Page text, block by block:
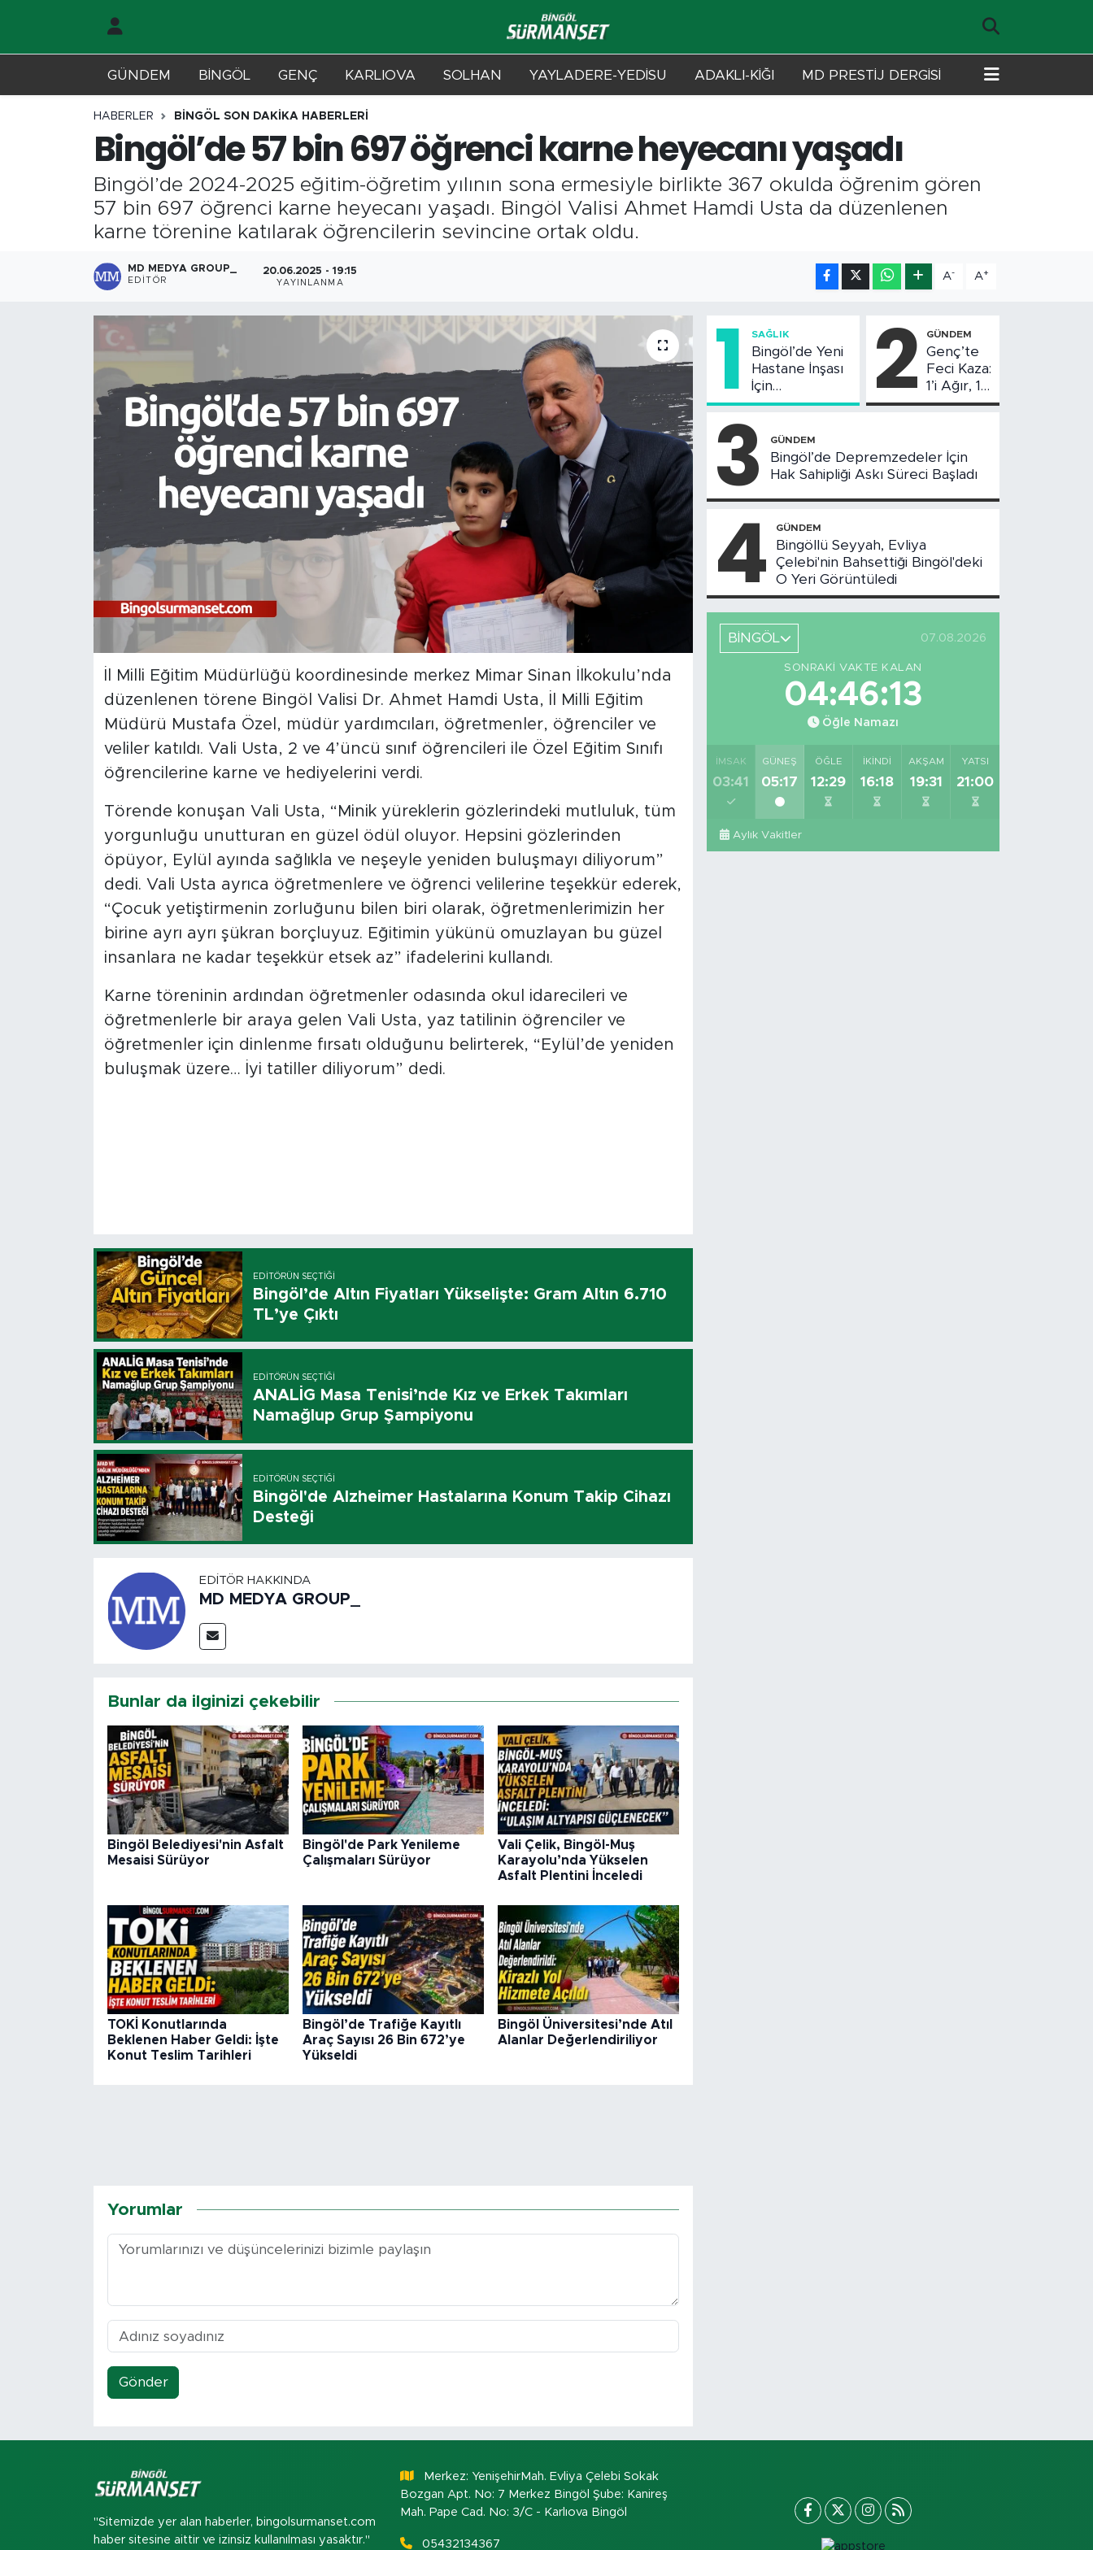
GÜNDEM BİNGÖL GENÇ KARLIOVA SOLHAN YAYLADERE-YEDİSU ADAKLI-KİĞI MD PRESTİJ DERGİSİ
HABERLER BİNGÖL SON DAKİKA HABERLERİ
Bingöl’de 57 bin 697 öğrenci karne heyecanı yaşadı
Bingöl’de 2024-2025 eğitim-öğretim yılının sona ermesiyle birlikte 367 okulda öğrenim gören
57 bin 697 öğrenci karne heyecanı yaşadı. Bingöl Valisi Ahmet Hamdi Usta da düzenlenen
karne törenine katılarak öğrencilerin sevincine ortak oldu.
MD MEDYA GROUP_
EDITÖR
20.06.2025 - 19:15
YAYINLANMA
A- A+
İl Milli Eğitim Müdürlüğü koordinesinde merkez Mimar Sinan İlkokulu’nda
düzenlenen törene Bingöl Valisi Dr. Ahmet Hamdi Usta, İl Milli Eğitim
Müdürü Mustafa Özel, müdür yardımcıları, öğretmenler, öğrenciler ve
veliler katıldı. Vali Usta, 2 ve 4’üncü sınıf öğrencileri ile Özel Eğitim Sınıfı
öğrencilerine karne ve hediyelerini verdi.
Törende konuşan Vali Usta, “Minik yüreklerin gözlerindeki mutluluk, tüm
yorgunluğu unutturan en güzel ödül oluyor. Hepsini gözlerinden
öpüyor, Eylül ayında sağlıkla ve neşeyle yeniden buluşmayı diliyorum”
dedi. Vali Usta ayrıca öğretmenlere ve öğrenci velilerine teşekkür ederek,
“Çocuk yetiştirmenin zorluğunu bilen biri olarak, öğretmenlerimizin her
birine ayrı ayrı şükran borçluyuz. Eğitimin yükünü omuzlayan bu güzel
insanlara ne kadar teşekkür etsek az” ifadelerini kullandı.
Karne töreninin ardından öğretmenler odasında okul idarecileri ve
öğretmenlerle bir araya gelen Vali Usta, yaz tatilinin öğrenciler ve
öğretmenler için dinlenme fırsatı olduğunu belirterek, “Eylül’de yeniden
buluşmak üzere… İyi tatiller diliyorum” dedi.
EDITÖRÜN SEÇTIĞI
Bingöl’de Altın Fiyatları Yükselişte: Gram Altın 6.710
TL’ye Çıktı
EDITÖRÜN SEÇTIĞI
ANALİG Masa Tenisi’nde Kız ve Erkek Takımları
Namağlup Grup Şampiyonu
EDITÖRÜN SEÇTIĞI
Bingöl'de Alzheimer Hastalarına Konum Takip Cihazı
Desteği
EDITÖR HAKKINDA
MD MEDYA GROUP_
Bunlar da ilginizi çekebilir
Bingöl Belediyesi'nin Asfalt
Mesaisi Sürüyor
Bingöl'de Park Yenileme
Çalışmaları Sürüyor
Vali Çelik, Bingöl-Muş
Karayolu’nda Yükselen
Asfalt Plentini İnceledi
TOKİ Konutlarında
Beklenen Haber Geldi: İşte
Konut Teslim Tarihleri
Bingöl’de Trafiğe Kayıtlı
Araç Sayısı 26 Bin 672’ye
Yükseldi
Bingöl Üniversitesi’nde Atıl
Alanlar Değerlendiriliyor
Yorumlar
Gönder
1 SAĞLIK
Bingöl’de Yeni
Hastane İnşası
İçin
Değerlendirme
Yapıldı
2 GÜNDEM
Genç’te
Feci Kaza:
1’i Ağır, 10
Yaralı
3 GÜNDEM
Bingöl’de Depremzedeler İçin
Hak Sahipliği Askı Süreci Başladı
4 GÜNDEM
Bingöllü Seyyah, Evliya
Çelebi'nin Bahsettiği Bingöl'deki
O Yeri Görüntüledi
BİNGÖL 07.08.2026
SONRAKI VAKTE KALAN
04:46:12
Öğle Namazı
İMSAK
03:41
GÜNEŞ
05:17
ÖĞLE
12:29
İKINDI
16:18
AKŞAM
19:31
YATSI
21:00
Aylık Vakitler
"Sitemizde yer alan haberler, bingolsurmanset.com
haber sitesine aittir ve izinsiz kullanılması yasaktır."
Merkez: YenişehirMah. Evliya Çelebi Sokak
Bozgan Apt. No: 7 Merkez Bingöl Şube: Kanireş
Mah. Pape Cad. No: 3/C - Karlıova Bingöl
05432134367
Karlıova
Adaklı-Kiğı
Yayladere-Yedisu
Siyaset
Yaşam
Ekonomi
Hava Durumu
Bingöl Kaza Haberleri
Merkez Trafik Yoğunluk Haritası
Süper Lig Puan Durumu ve Fikstür
Tüm Manşetler
Son Dakika Haberleri